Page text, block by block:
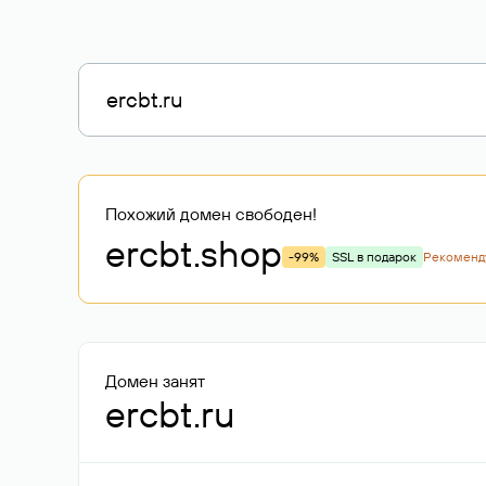
Похожий домен свободен!
ercbt.shop -99% SSL в подарок
Домен занят
ercbt.ru